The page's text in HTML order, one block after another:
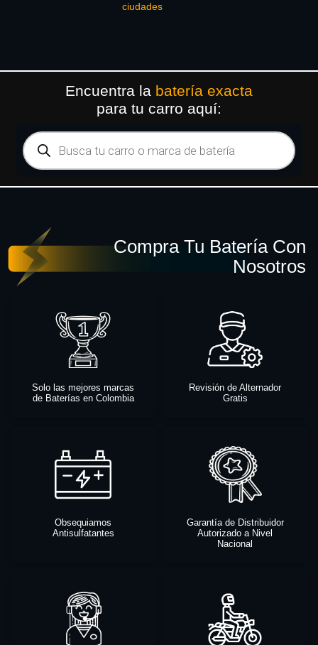
ciudades
Encuentra la batería exacta
para tu carro aquí:
Compra Tu Batería Con
Nosotros
Solo las mejores marcas
de Baterías en Colombia
Revisión de Alternador
Gratis
Obsequiamos
Antisulfatantes
Garantía de Distribuidor
Autorizado a Nivel
Nacional